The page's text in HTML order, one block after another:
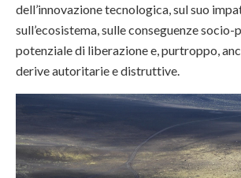
dell’innovazione tecnologica, sul suo
sull’ecosistema, sulle conseguenze socio-
potenziale di liberazione e, purtroppo,
derive autoritarie e distruttive.